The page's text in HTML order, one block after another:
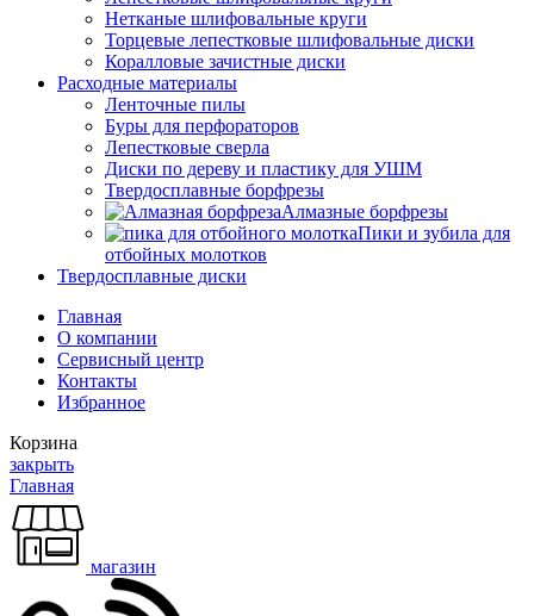
Нетканые шлифовальные круги
Торцевые лепестковые шлифовальные диски
Коралловые зачистные диски
Расходные материалы
Ленточные пилы
Буры для перфораторов
Лепестковые сверла
Диски по дереву и пластику для УШМ
Твердосплавные борфрезы
Алмазные борфрезы
Пики и зубила для
отбойных молотков
Твердосплавные диски
Главная
О компании
Сервисный центр
Контакты
Избранное
Корзина
закрыть
Главная
магазин